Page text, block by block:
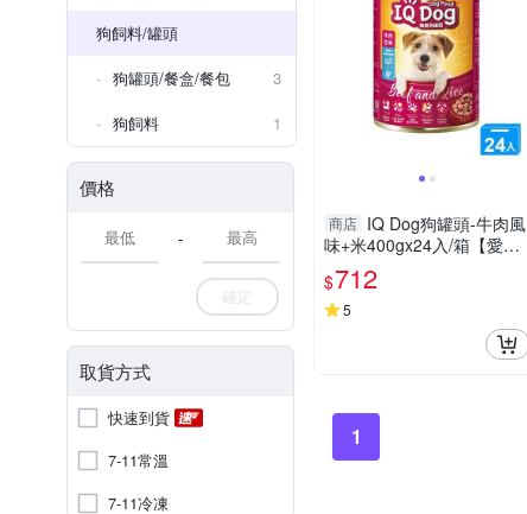
狗飼料/罐頭
狗罐頭/餐盒/餐包
3
狗飼料
1
價格
-
確定
取貨方式
快速到貨
7-11常溫
7-11冷凍
商店 IQ Dog狗罐頭-牛肉風
味+米400gx24入/箱【愛
買】
$712
5
1